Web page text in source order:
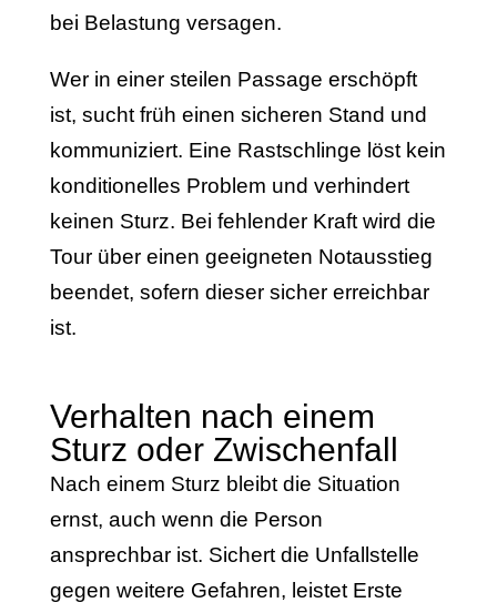
bei Belastung versagen.
Wer in einer steilen Passage erschöpft
ist, sucht früh einen sicheren Stand und
kommuniziert. Eine Rastschlinge löst kein
konditionelles Problem und verhindert
keinen Sturz. Bei fehlender Kraft wird die
Tour über einen geeigneten Notausstieg
beendet, sofern dieser sicher erreichbar
ist.
Verhalten nach einem
Sturz oder Zwischenfall
Nach einem Sturz bleibt die Situation
ernst, auch wenn die Person
ansprechbar ist. Sichert die Unfallstelle
gegen weitere Gefahren, leistet Erste